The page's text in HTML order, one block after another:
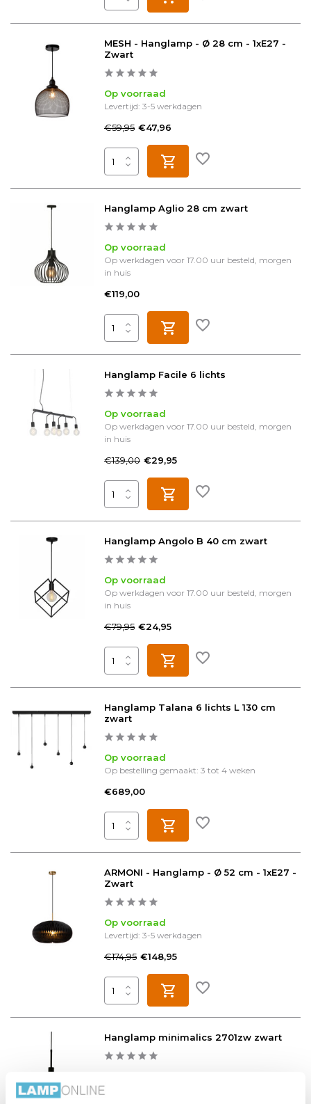
MESH - Hanglamp - Ø 28 cm - 1xE27 -
Zwart
Op voorraad
Levertijd: 3-5 werkdagen
€59,95 €47,96
Hanglamp Aglio 28 cm zwart
Op voorraad
Op werkdagen voor 17.00 uur besteld, morgen
in huis
€119,00
Hanglamp Facile 6 lichts
Op voorraad
Op werkdagen voor 17.00 uur besteld, morgen
in huis
€139,00 €29,95
Hanglamp Angolo B 40 cm zwart
Op voorraad
Op werkdagen voor 17.00 uur besteld, morgen
in huis
€79,95 €24,95
Hanglamp Talana 6 lichts L 130 cm
zwart
Op voorraad
Op bestelling gemaakt: 3 tot 4 weken
€689,00
ARMONI - Hanglamp - Ø 52 cm - 1xE27 -
Zwart
Op voorraad
Levertijd: 3-5 werkdagen
€174,95 €148,95
Hanglamp minimalics 2701zw zwart
Levertijd: 1-2 werkdagen